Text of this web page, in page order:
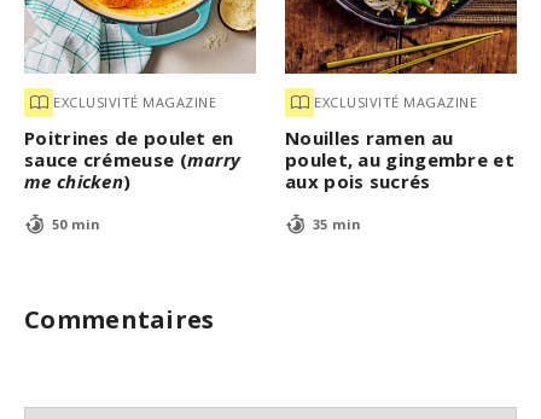
EXCLUSIVITÉ MAGAZINE
Poitrines de poulet en
sauce crémeuse (marry
me chicken)
50 min
EXCLUSIVITÉ MAGAZINE
Nouilles ramen au
poulet, au gingembre et
aux pois sucrés
35 min
Commentaires